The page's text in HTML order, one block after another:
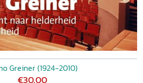
Greiner (1924-2010)
€30,00